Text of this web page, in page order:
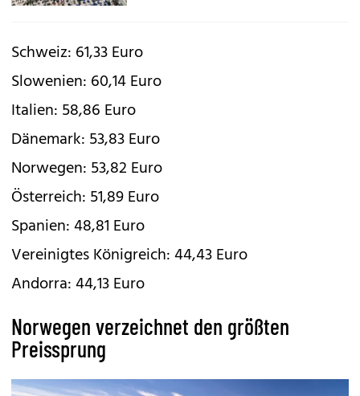
Schweiz: 61,33 Euro
Slowenien: 60,14 Euro
Italien: 58,86 Euro
Dänemark: 53,83 Euro
Norwegen: 53,82 Euro
Österreich: 51,89 Euro
Spanien: 48,81 Euro
Vereinigtes Königreich: 44,43 Euro
Andorra: 44,13 Euro
Norwegen verzeichnet den größten
Preissprung